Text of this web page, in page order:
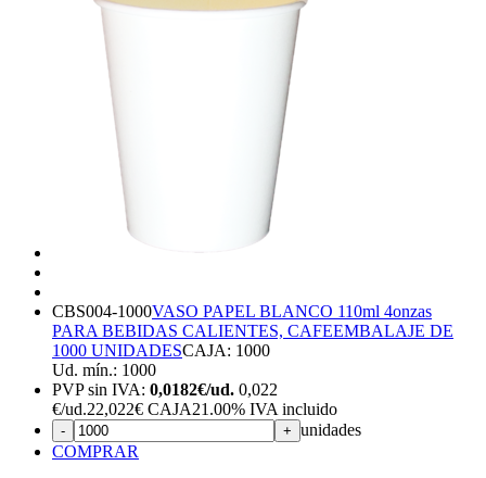
CBS004-1000VASO PAPEL BLANCO 110ml 4onzas
PARA BEBIDAS CALIENTES, CAFEEMBALAJE DE
1000 UNIDADESCAJA: 1000
Ud. mín.: 1000
PVP sin IVA: 0,0182€/ud. 0,022
€/ud.22,022€ CAJA21.00% IVA incluido
- + unidades
COMPRAR